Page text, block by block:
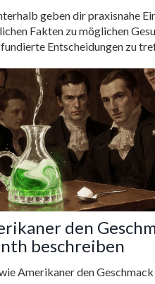
geben dir praxisnahe
Fakten zu möglichen
Entscheidungen zu
den
beschreiben
Amerikaner den